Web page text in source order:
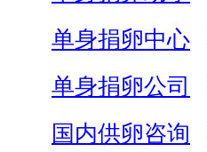
单身捐卵中心
单身捐卵公司
国内供卵咨询